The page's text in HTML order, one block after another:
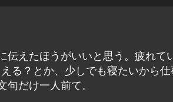
えたほうがいいと思う。疲れて
る？とか、少しでも寝たいから
だけ一人前て。